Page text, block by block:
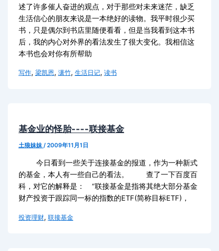
述了许多催人奋进的观点，对于那些对未来迷茫，缺乏
生活信心的朋友来说是一本绝好的读物。我平时很少买
书，只是偶尔到书店里随便看看，但是当我看到这本书
后，我的内心对外界的看法发生了很大变化。我相信这
本书也会对你有所帮助
写作, 梁凯恩, 潇竹, 生活日记, 读书
基金业的怪胎----联接基金
土狼妹妹 /2009年11月1日
今日看到一些关于连接基金的报道，作为一种新式
的基金，本人有一些自己的看法。 查了一下百度百
科，对它的解释是： “联接基金是指将其绝大部分基金
财产投资于跟踪同一标的指数的ETF(简称目标ETF)，
投资理财, 联接基金